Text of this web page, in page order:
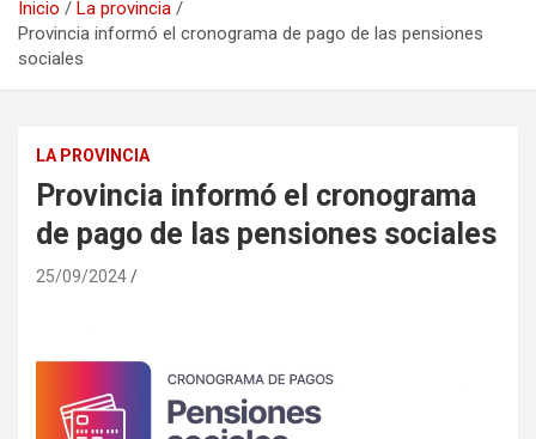
Inicio
La provincia
Provincia informó el cronograma de pago de las pensiones
sociales
LA PROVINCIA
Provincia informó el cronograma
de pago de las pensiones sociales
25/09/2024